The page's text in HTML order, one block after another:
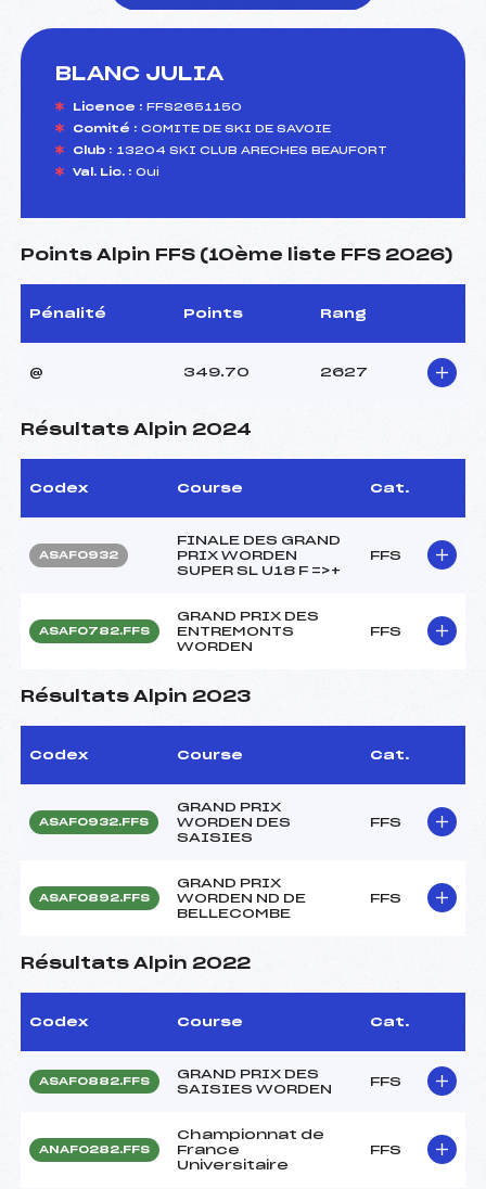
BLANC JULIA
Licence : FFS2651150
Comité : COMITE DE SKI DE SAVOIE
Club : 13204 SKI CLUB ARECHES BEAUFORT
Val. Lic. : Oui
Points Alpin FFS (10ème liste FFS 2026)
Pénalité Points Rang
@ 349.70 2627
Résultats Alpin 2024
Codex Course Cat.
ASAF0932
FINALE DES GRAND
PRIX WORDEN
SUPER SL U18 F =>+
FFS
ASAF0782.FFS
GRAND PRIX DES
ENTREMONTS
WORDEN
FFS
Résultats Alpin 2023
Codex Course Cat.
ASAF0932.FFS
GRAND PRIX
WORDEN DES
SAISIES
FFS
ASAF0892.FFS
GRAND PRIX
WORDEN ND DE
BELLECOMBE
FFS
Résultats Alpin 2022
Codex Course Cat.
ASAF0882.FFS
GRAND PRIX DES
SAISIES WORDEN
FFS
ANAF0282.FFS
Championnat de
France
Universitaire
FFS